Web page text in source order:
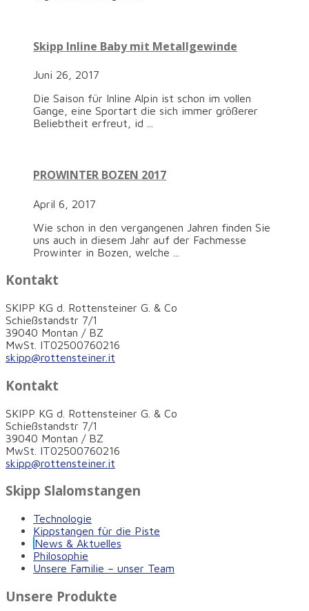
Skipp Inline Baby mit Metallgewinde
Juni 26, 2017
Die Saison für Inline Alpin ist schon im vollen
Gange, eine Sportart die sich immer größerer
Beliebtheit erfreut, id ...
PROWINTER BOZEN 2017
April 6, 2017
Wie schon in den vergangenen Jahren finden Sie
uns auch in diesem Jahr auf der Fachmesse
Prowinter in Bozen, welche ...
Kontakt
SKIPP KG d. Rottensteiner G. & Co
Schießstandstr 7/1
39040 Montan / BZ
MwSt. IT02500760216
skipp@rottensteiner.it
Kontakt
SKIPP KG d. Rottensteiner G. & Co
Schießstandstr 7/1
39040 Montan / BZ
MwSt. IT02500760216
skipp@rottensteiner.it
Skipp Slalomstangen
Technologie
Kippstangen für die Piste
News & Aktuelles
Philosophie
Unsere Familie – unser Team
Unsere Produkte